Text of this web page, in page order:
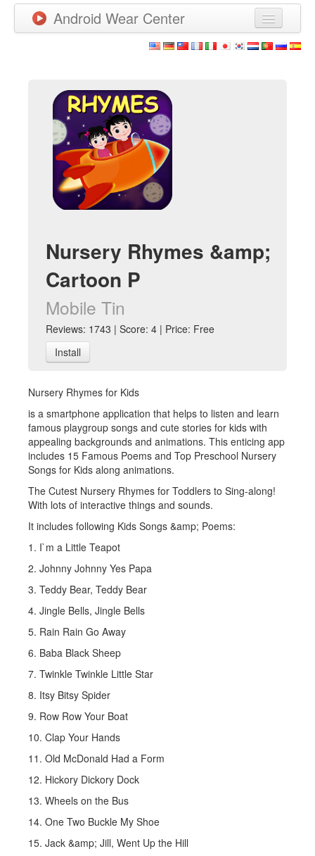
Android Wear Center
Games
New Releases
Watchfaces
More
Nursery Rhymes &amp;
Cartoon P
Mobile Tin
Reviews: 1743 | Score: 4 | Price: Free
Install
Nursery Rhymes for Kids
is a smartphone application that helps to listen and learn
famous playgroup songs and cute stories for kids with
appealing backgrounds and animations. This enticing app
includes 15 Famous Poems and Top Preschool Nursery
Songs for Kids along animations.
The Cutest Nursery Rhymes for Toddlers to Sing-along!
With lots of interactive things and sounds.
It includes following Kids Songs &amp; Poems:
1. I`m a Little Teapot
2. Johnny Johnny Yes Papa
3. Teddy Bear, Teddy Bear
4. Jingle Bells, Jingle Bells
5. Rain Rain Go Away
6. Baba Black Sheep
7. Twinkle Twinkle Little Star
8. Itsy Bitsy Spider
9. Row Row Your Boat
10. Clap Your Hands
11. Old McDonald Had a Form
12. Hickory Dickory Dock
13. Wheels on the Bus
14. One Two Buckle My Shoe
15. Jack &amp; Jill, Went Up the Hill